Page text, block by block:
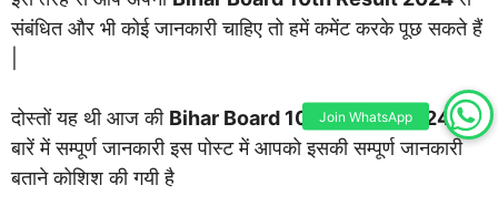
संबंधित और भी कोई जानकारी चाहिए तो हमें कमेंट करके पूछ सकते हैं
दोस्तों यह थी आज की Bihar Board 10th Result 2024के
बारें में सम्पूर्ण जानकारी इस पोस्ट में आपको इसकी सम्पूर्ण जानकारी
बताने कोशिश की गयी है
Join WhatsApp